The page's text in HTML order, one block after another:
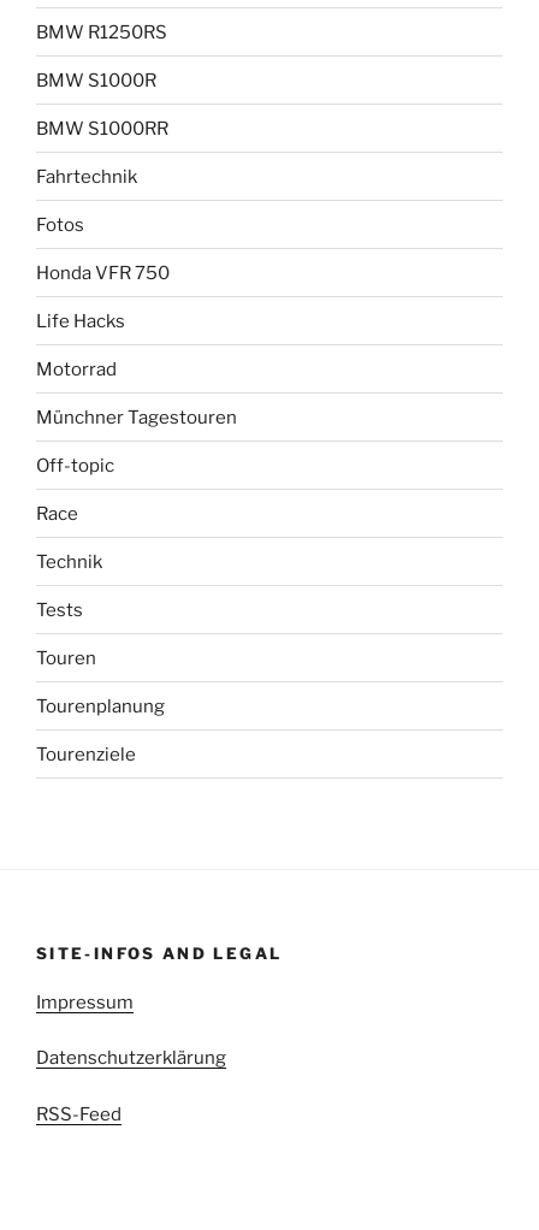
BMW R1250RS
BMW S1000R
BMW S1000RR
Fahrtechnik
Fotos
Honda VFR 750
Life Hacks
Motorrad
Münchner Tagestouren
Off-topic
Race
Technik
Tests
Touren
Tourenplanung
Tourenziele
SITE-INFOS AND LEGAL
Impressum
Datenschutzerklärung
RSS-Feed